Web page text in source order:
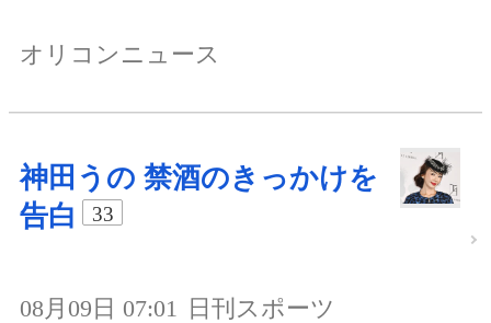
オリコンニュース
神田うの 禁酒のきっかけを
告白
33
08月09日 07:01 日刊スポーツ